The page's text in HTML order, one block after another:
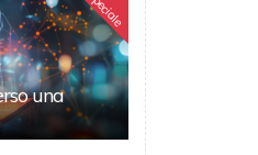
Speciale
una